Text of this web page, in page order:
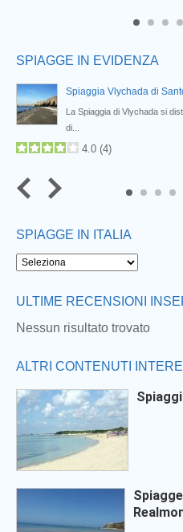
SPIAGGE IN EVIDENZA
Spiaggia Vlychada di
La Spiaggia di Vlychada si
di...
4.0 (4)
8
SPIAGGE IN ITALIA
ULTIME RECENSIONI
Nessun risultato trovato
ALTRI CONTENUTI